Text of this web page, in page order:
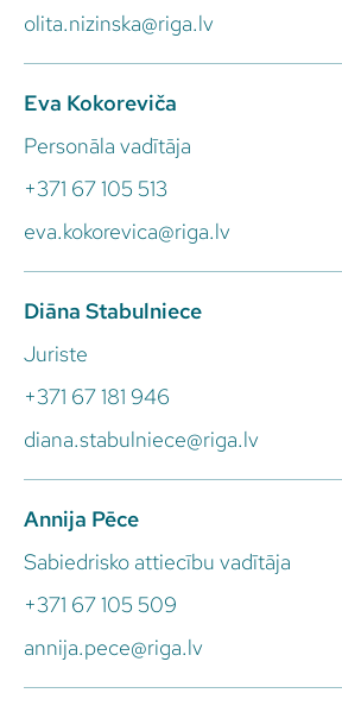
olita.nizinska@riga.lv
Eva Kokoreviča
Personāla vadītāja
+371 67 105 513
eva.kokorevica@riga.lv
Diāna Stabulniece
Juriste
+371 67 181 946
diana.stabulniece@riga.lv
Annija Pēce
Sabiedrisko attiecību vadītāja
+371 67 105 509
annija.pece@riga.lv